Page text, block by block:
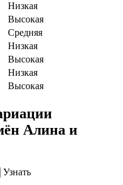
Низкая
Высокая
Средняя
Низкая
Высокая
Низкая
Высокая
Алина и
Узнать